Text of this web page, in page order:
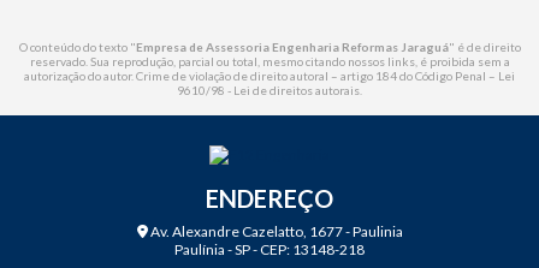
O conteúdo do texto "Empresa de Assessoria Engenharia Reformas Jaraguá" é de direito
reservado. Sua reprodução, parcial ou total, mesmo citando nossos links, é proibida sem a
autorização do autor. Crime de violação de direito autoral – artigo 184 do Código Penal – Lei
9610/98 - Lei de direitos autorais
ENDEREÇO
Av. Alexandre Cazelatto, 1677 - Paulinia
Paulínia - SP - CEP: 13148-218